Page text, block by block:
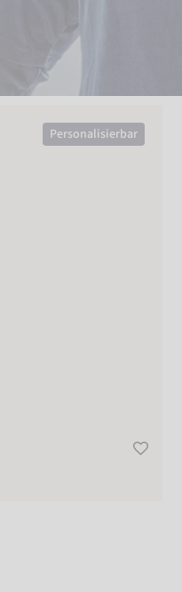
Personalisierbar